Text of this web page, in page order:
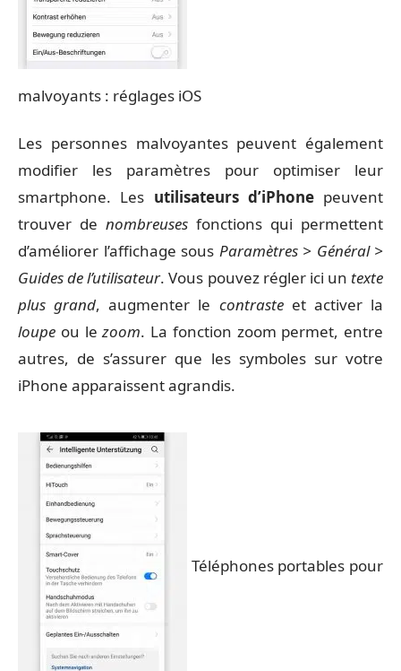
malvoyants : réglages iOS
Les personnes malvoyantes peuvent également
modifier les paramètres pour optimiser leur
smartphone. Les utilisateurs d’iPhonepeuvent
trouver de nombreuses fonctions qui permettent
d’améliorer l’affichage sous Paramètres > Général >
Guides de l’utilisateur. Vous pouvez régler ici un texte
plus grand, augmenter le contrasteet activer la
loupe ou lezoom. La fonction zoom permet, entre
autres, de s’assurer que les symboles sur votre
iPhone apparaissent agrandis.
Téléphones portables pour